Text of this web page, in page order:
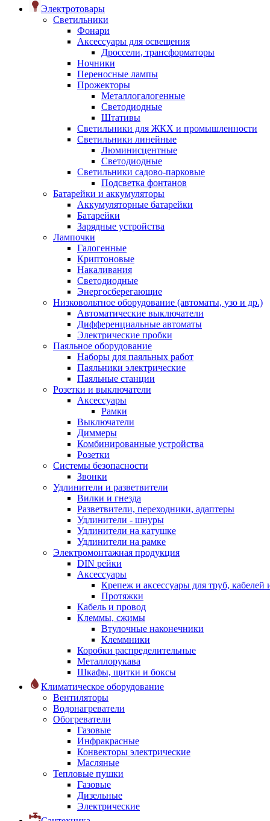
Электротовары
Светильники
Фонари
Аксессуары для освещения
Дроссели, трансформаторы
Ночники
Переносные лампы
Прожекторы
Металлогалогенные
Светодиодные
Штативы
Светильники для ЖКХ и промышленности
Светильники линейные
Люминисцентные
Светодиодные
Светильники садово-парковые
Подсветка фонтанов
Батарейки и аккумуляторы
Аккумуляторные батарейки
Батарейки
Зарядные устройства
Лампочки
Галогенные
Криптоновые
Накаливания
Светодиодные
Энергосберегающие
Низковольтное оборудование (автоматы, узо и др.)
Автоматические выключатели
Дифференциальные автоматы
Электрические пробки
Паяльное оборудование
Наборы для паяльных работ
Паяльники электрические
Паяльные станции
Розетки и выключатели
Аксессуары
Рамки
Выключатели
Диммеры
Комбинированные устройства
Розетки
Системы безопасности
Звонки
Удлинители и разветвители
Вилки и гнезда
Разветвители, переходники, адаптеры
Удлинители - шнуры
Удлинители на катушке
Удлинители на рамке
Электромонтажная продукция
DIN рейки
Аксессуары
Крепеж и аксессуары для труб, кабелей
Протяжки
Кабель и провод
Клеммы, сжимы
Втулочные наконечники
Клеммники
Коробки распределительные
Металлорукава
Шкафы, щитки и боксы
Климатическое оборудование
Вентиляторы
Водонагреватели
Обогреватели
Газовые
Инфракрасные
Конвекторы электрические
Масляные
Тепловые пушки
Газовые
Дизельные
Электрические